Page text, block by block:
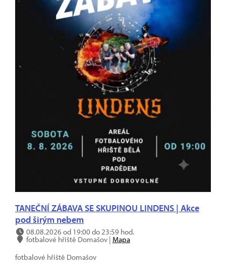
TANEČNÍ ZÁBAVA SE SKUPINOU LINDENS | Akce
pod širým nebem
08.08.2026 od 19:00 do 23:59 hod.
fotbalové hřiště Domašov | Mapa
fotbalové hřiště Domašov